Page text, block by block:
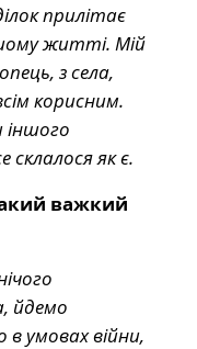
прилітає
житті. Мій
з села,
корисним.
іншого
як є.
важкий
йдемо
умовах війни,